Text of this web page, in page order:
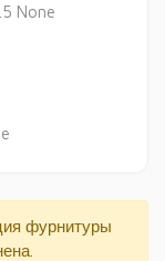
None
фурнитуры